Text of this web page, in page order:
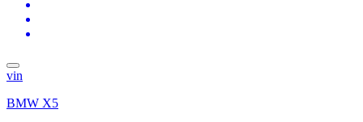
vin
BMW X5